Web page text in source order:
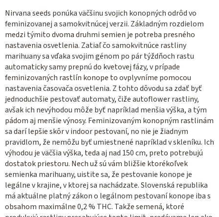
Nirvana seeds ponúka väčšinu svojich konopných odrôd vo
feminizovanej a samokvitnúcej verzii. Základným rozdielom
medzi týmito dvoma druhmi semien je potreba presného
nastavenia osvetlenia. Zatiaľ čo samokvitnúce rastliny
marihuany sa vďaka svojim génom po pár týždňoch rastu
automaticky samy prepnú do kvetovej fázy, v prípade
feminizovaných rastlín konope to ovplyvníme pomocou
nastavenia časovača osvetlenia. Z tohto dôvodu sa zdať byť
jednoduchšie pestovať automaty, čiže autoflower rastliny,
avšak ich nevýhodou môže byť napríklad menšia výška, a tým
pádom aj menšie výnosy. Feminizovaným konopným rastlinám
sa darí lepšie skôr v indoor pestovaní, no nie je žiadnym
pravidlom, že nemôžu byť umiestnené napríklad v skleníku. Ich
výhodou je väčšia výška, teda aj nad 150 cm, preto potrebujú
dostatok priestoru. Nech už sú vám bližšie ktorékoľvek
semienka marihuany, uistite sa, že pestovanie konope je
legálne v krajine, v ktorej sa nachádzate. Slovenská republika
má aktuálne platný zákon o legálnom pestovaní konope iba s
obsahom maximálne 0,2 % THC. Takže semená, ktoré